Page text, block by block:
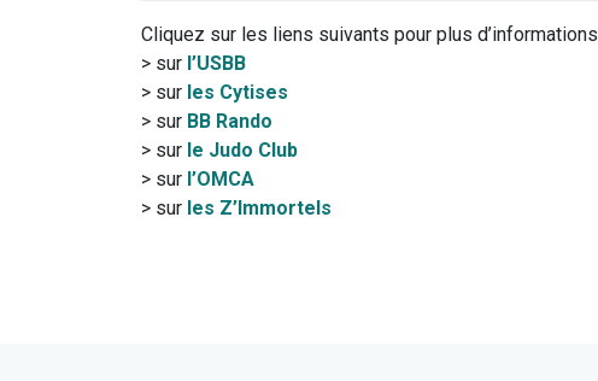
Cliquez sur les liens suivants pour plus d’informations
> sur l’USBB
> sur les Cytises
> sur BB Rando
> sur le Judo Club
> sur l’OMCA
> sur les Z’Immortels